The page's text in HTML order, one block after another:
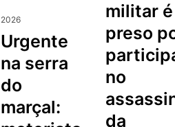
2026
urgente
na serra
do
marçal:
militar é
preso
no
da